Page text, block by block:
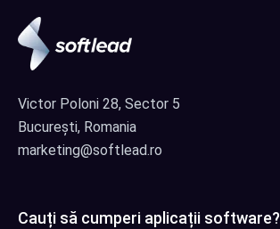
Victor Poloni 28, Sector 5
București, Romania
marketing@softlead.ro
Cauți să cumperi aplicații software?